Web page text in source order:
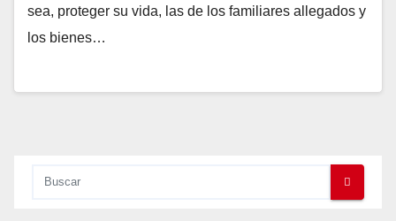
sea, proteger su vida, las de los familiares allegados y
los bienes…